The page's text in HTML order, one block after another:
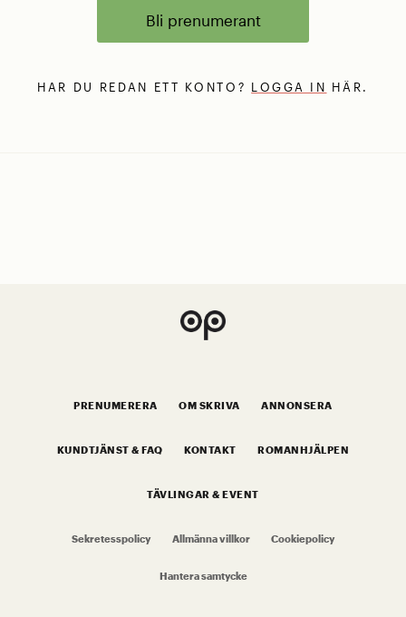
Bli prenumerant
HAR DU REDAN ETT KONTO? LOGGA IN HÄR.
PRENUMERERA OM SKRIVA ANNONSERA
KUNDTJÄNST & FAQ KONTAKT ROMANHJÄLPEN
TÄVLINGAR & EVENT
Sekretesspolicy Allmänna villkor Cookiepolicy
Hantera samtycke